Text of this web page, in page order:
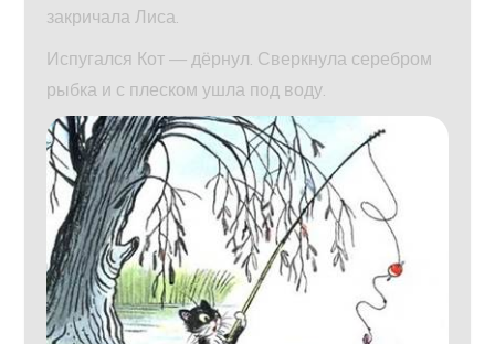
закричала Лиса.
Испугался Кот — дёрнул. Сверкнула серебром
рыбка и с плеском ушла под воду.